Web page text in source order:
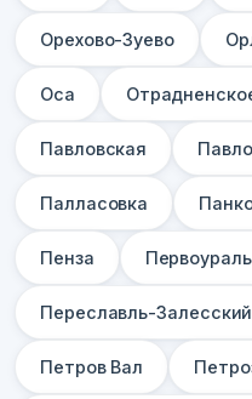
Орехово-Зуево
Оса
Павловская
Палласовка
Пенза
Переславль-Залесский
Петров Вал